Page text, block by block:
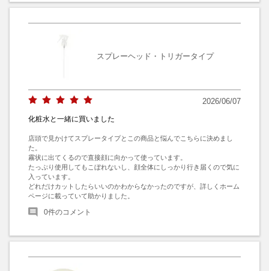
スプレーヘッド・トリガータイプ
2026/06/07
化粧水と一緒に買いました
店頭で見かけてスプレータイプとこの商品と悩んでこちらに決めまし
た。
霧状に出てくるので直接顔に向かって使っています。
たっぷり使用してもこぼれないし、顔全体にしっかり行き届くので気に
入っています。
どれだけカットしたらいいのかわからなかったのですが、詳しくホーム
ページに載っていて助かりました。
0件のコメント